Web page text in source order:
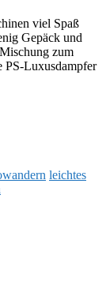
viel Spaß
Gepäck und
zum
PS-Luxusdampfer
leichtes